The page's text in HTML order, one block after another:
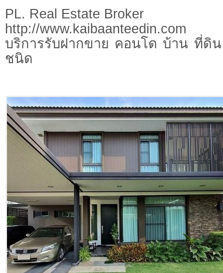
PL. Real Estate Broker
http://www.kaibaanteedin.com
บริการรับฝากขาย คอนโด บ้าน ที่ดิ
ชนิด